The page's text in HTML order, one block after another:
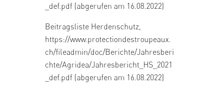
_def.pdf (abgerufen am 16.08.2022)
Beitragsliste Herdenschutz,
https://www.protectiondestroupeaux.
ch/fileadmin/doc/Berichte/Jahresberi
chte/Agridea/Jahresbericht_HS_2021
_def.pdf (abgerufen am 16.08.2022)